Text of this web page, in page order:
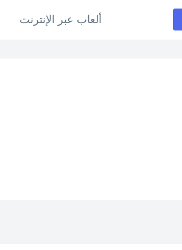
ألعاب عبر الإنترنت